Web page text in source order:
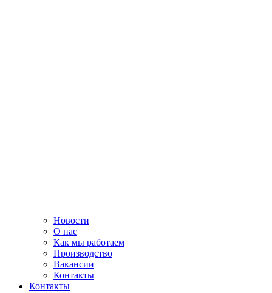
Новости
О нас
Как мы работаем
Производство
Вакансии
Контакты
Контакты